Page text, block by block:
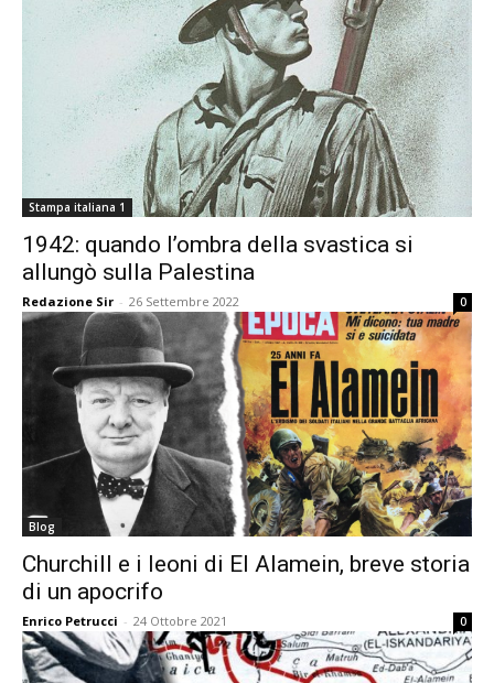
Stampa italiana 1
1942: quando l’ombra della svastica si
allungò sulla Palestina
Redazione Sir - 26 Settembre 2022 0
Blog
Churchill e i leoni di El Alamein, breve storia
di un apocrifo
Enrico Petrucci - 24 Ottobre 2021 0